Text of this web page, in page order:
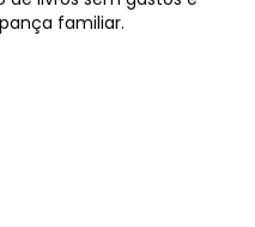
familiar.